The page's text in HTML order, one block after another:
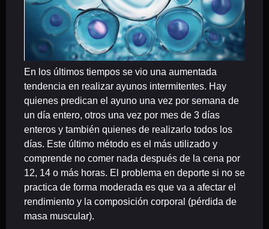
En los últimos tiempos se vio una aumentada
tendencia en realizar ayunos intermitentes. Hay
quienes predican el ayuno una vez por semana de
un día entero, otros una vez por mes de 3 días
enteros y también quienes de realizarlo todos los
días. Este último método es el más utilizado y
comprende no comer nada después de la cena por
12, 14 o más horas. El problema en deporte si no se
practica de forma moderada es que va a afectar el
rendimiento y la composición corporal (pérdida de
masa muscular).